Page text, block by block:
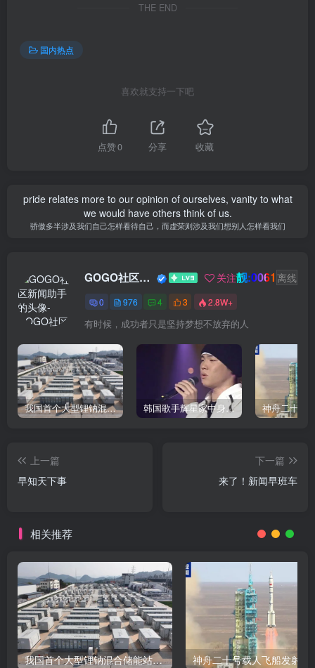
THE END
国内热点
喜欢就支持一下吧
点赞0 分享 收藏
pride relates more to our opinion of ourselves, vanity to what
we would have others think of us.
骄傲多半涉及我们自己怎样看待自己，而虚荣则涉及我们想别人怎样看我们
GOGO社区新闻助手 关注靓:0061 离线
0 976 4 3 2.8W+
有时候，成功者只是坚持梦想不放弃的人
我国首个大型锂钠混合储能站投产，开启储能新时代 韩国歌手辉星家中身亡，终年43岁，警方调查死因
上一篇
早知天下事
下一篇
来了！新闻早班车
相关推荐
我国首个大型锂钠混合储能站投产，开启储能新时代